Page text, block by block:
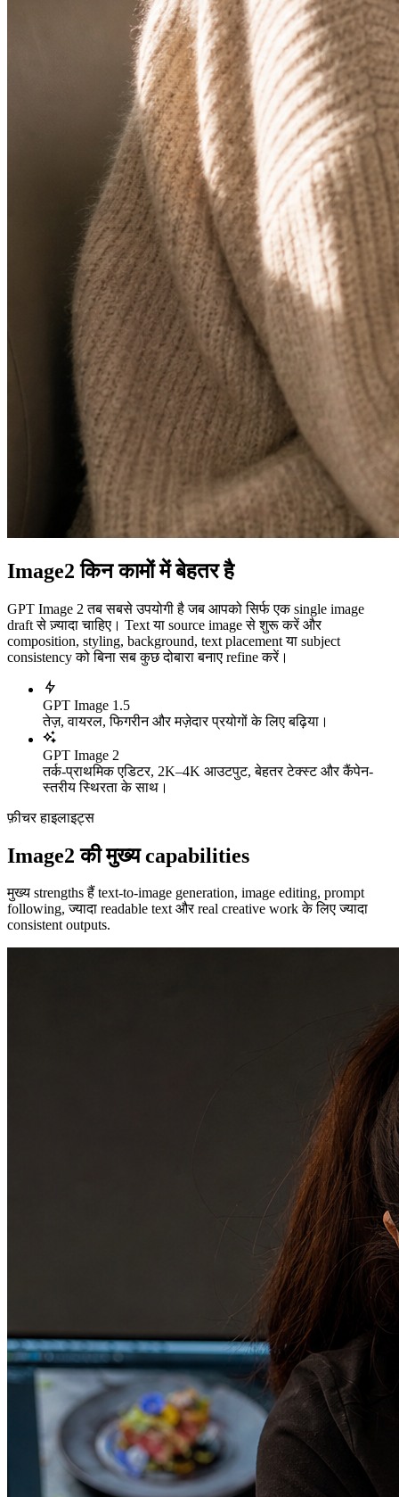
Image2 किन कामों में बेहतर है
GPT Image 2 तब सबसे उपयोगी है जब आपको सिर्फ एक single image
draft से ज़्यादा चाहिए। Text या source image से शुरू करें और
composition, styling, background, text placement या subject
consistency को बिना सब कुछ दोबारा बनाए refine करें।
GPT Image 1.5
तेज़, वायरल, फिगरीन और मज़ेदार प्रयोगों के लिए बढ़िया।
GPT Image 2
तर्क-प्राथमिक एडिटर, 2K–4K आउटपुट, बेहतर टेक्स्ट और कैंपेन-
स्तरीय स्थिरता के साथ।
फ़ीचर हाइलाइट्स
Image2 की मुख्य capabilities
मुख्य strengths हैं text-to-image generation, image editing, prompt
following, ज्यादा readable text और real creative work के लिए ज्यादा
consistent outputs.